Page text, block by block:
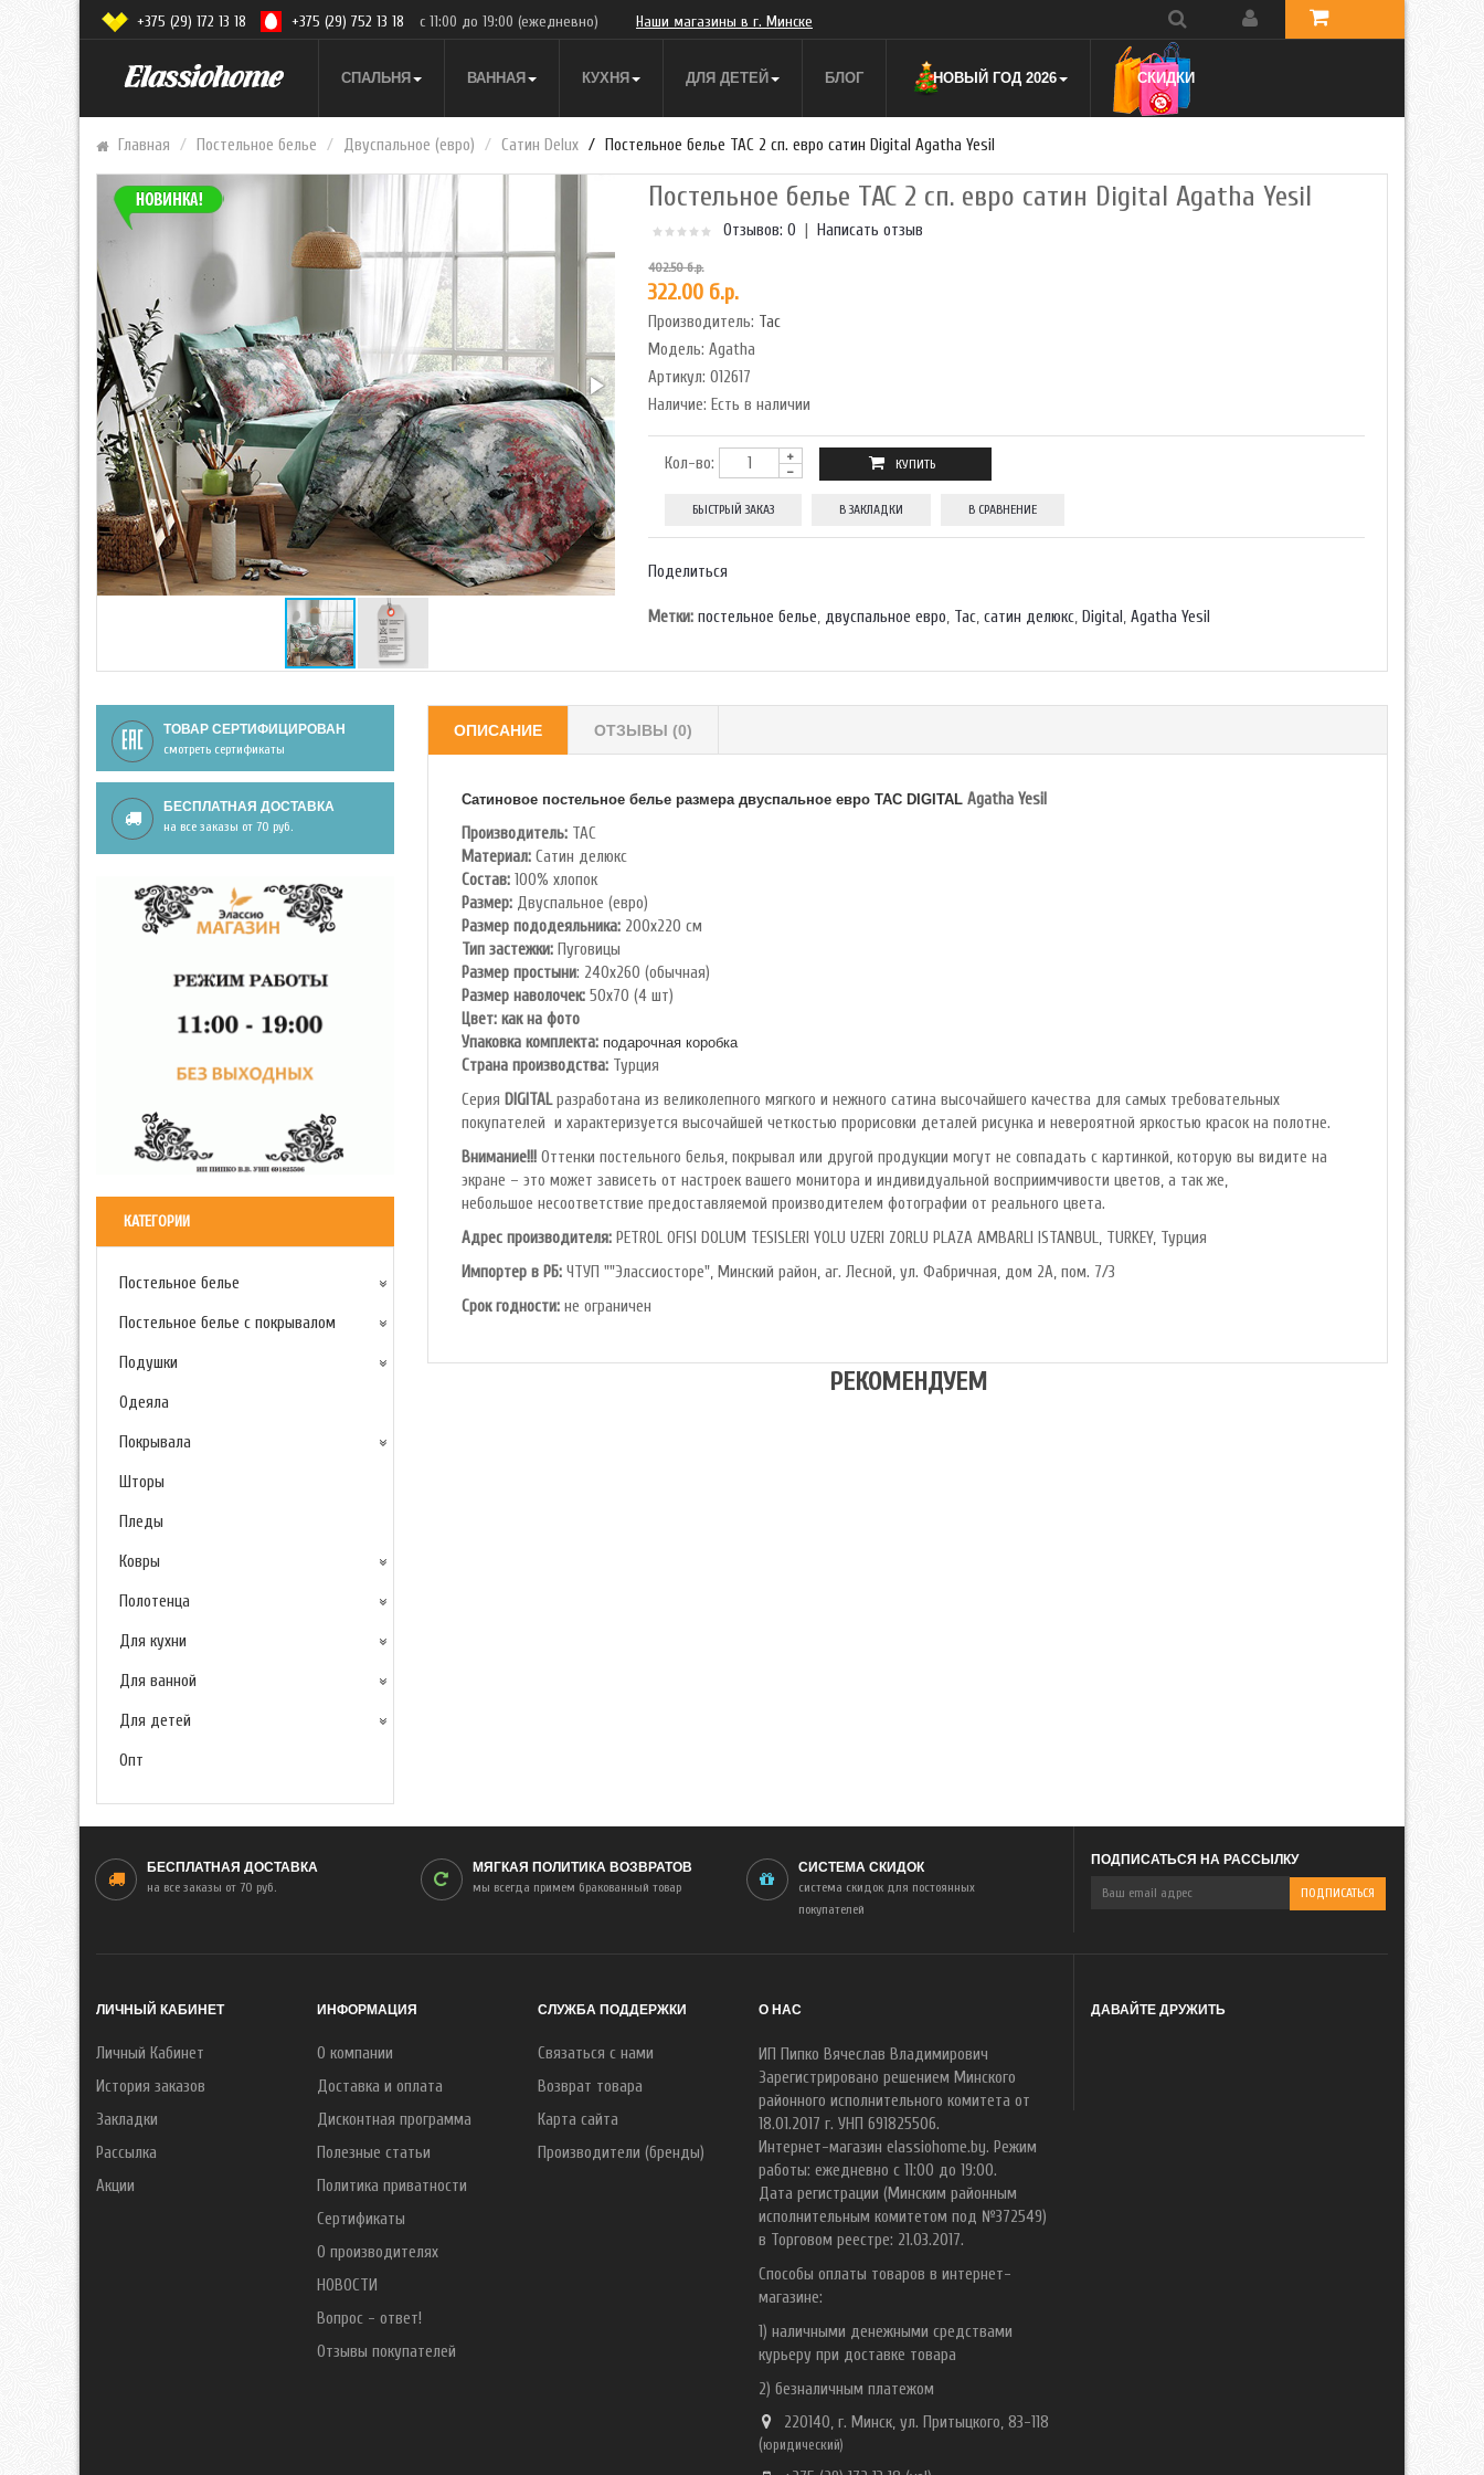
СПАЛЬНЯ ВАННАЯ КУХНЯ ДЛЯ ДЕТЕЙ БЛОГ НОВЫЙ ГОД 2026 СКИДКИ
+375 (29) 172 13 18 +375 (29) 752 13 18 с 11:00 до 19:00 (ежедневно) Наши магазины в г. Минске
Главная Постельное белье Двуспальное (евро) Сатин Delux Постельное белье TAC 2 сп. евро сатин Digital Agatha Yesil
Постельное белье TAC 2 сп. евро сатин Digital Agatha Yesil
Отзывов: 0 Написать отзыв
402.50 б.р.
322.00 б.р.
Производитель: Tac
Модель: Agatha
Артикул:012617
Наличие: Есть в наличии
Кол-во:
БЫСТРЫЙ ЗАКАЗ В ЗАКЛАДКИ В СРАВНЕНИЕ
Поделиться
Метки: постельное белье, двуспальное евро, Тас,сатин делюкс, Digital ,Agatha Yesil
ТОВАР СЕРТИФИЦИРОВАН
смотреть сертификаты
БЕСПЛАТНАЯ ДОСТАВКА
на все заказы от 70 руб.
КАТЕГОРИИ
Постельное белье
Постельное белье с покрывалом
Подушки
Одеяла
Покрывала
Шторы
Пледы
Ковры
Полотенца
Для кухни
Для ванной
Для детей
Опт
ОПИСАНИЕ ОТЗЫВЫ (0)
Сатиновое постельное белье размера двуспальное евро TAC DIGITAL Agatha Yesil
Производитель: TAC
Материал: Сатин делюкс
Состав: 100% хлопок
Размер: Двуспальное (евро)
Размер пододеяльника: 200х220 см
Тип застежки: Пуговицы
Размер простыни: 240х260 (обычная)
Размер наволочек: 50х70 (4 шт)
Цвет: как на фото
Упаковка комплекта: подарочная коробка
Cтрана производства: Турция
Серия DIGITALразработана из великолепного мягкого и нежного сатина высочайшего качества для самых требовательных
покупателей и характеризуется высочайшей четкостью прорисовки деталей рисунка и невероятной яркостью красок на полотне.
Внимание!!! Оттенки постельного белья, покрывал или другой продукции могут не совпадать с картинкой, которую вы видите на
экране – это может зависеть от настроек вашего монитора и индивидуальной восприимчивости цветов, а так же,
небольшое несоответствие предоставляемой производителем фотографии от реального цвета.
Адрес производителя: PETROL OFlSl DOLUM TESISLERI YOLU UZERI ZORLU PLAZA AMBARLI ISTANBUL, TURKEY, Турция
Импортер в РБ: ЧТУП ""Элассиосторе", Минский район, аг. Лесной, ул. Фабричная, дом 2А, пом. 7/3
Срок годности: не ограничен
РЕКОМЕНДУЕМ
БЕСПЛАТНАЯ ДОСТАВКА
на все заказы от 70 руб.
МЯГКАЯ ПОЛИТИКА ВОЗВРАТОВ
мы всегда примем бракованный товар
СИСТЕМА СКИДОК
система скидок для постоянных
покупателей
ПОДПИСАТЬСЯ НА РАССЫЛКУ
ЛИЧНЫЙ КАБИНЕТ
Личный Кабинет
История заказов
Закладки
Рассылка
Акции
ИНФОРМАЦИЯ
О компании
Доставка и оплата
Дисконтная программа
Полезные статьи
Политика приватности
Сертификаты
О производителях
НОВОСТИ
Вопрос - ответ!
Отзывы покупателей
СЛУЖБА ПОДДЕРЖКИ
Связаться с нами
Возврат товара
Карта сайта
Производители (бренды)
О НАС
ИП Пипко Вячеслав Владимирович
Зарегистрировано решением Минского
районного исполнительного комитета от
18.01.2017 г. УНП 691825506.
Интернет-магазин elassiohome.by. Режим
работы: ежедневно с 11:00 до 19:00.
Дата регистрации (Минским районным
исполнительным комитетом под №372549)
в Торговом реестре: 21.03.2017.
Способы оплаты товаров в интернет-
магазине:
1) наличными денежными средствами
курьеру при доставке товара
2) безналичным платежом
220140, г. Минск, ул. Притыцкого, 83-118
(юридический)
ДАВАЙТЕ ДРУЖИТЬ